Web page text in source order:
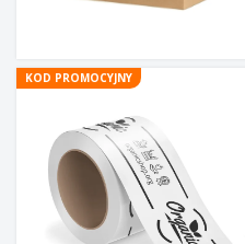
KOD PROMOCYJNY